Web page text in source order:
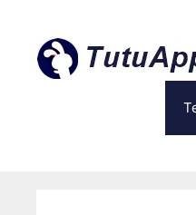
contenu